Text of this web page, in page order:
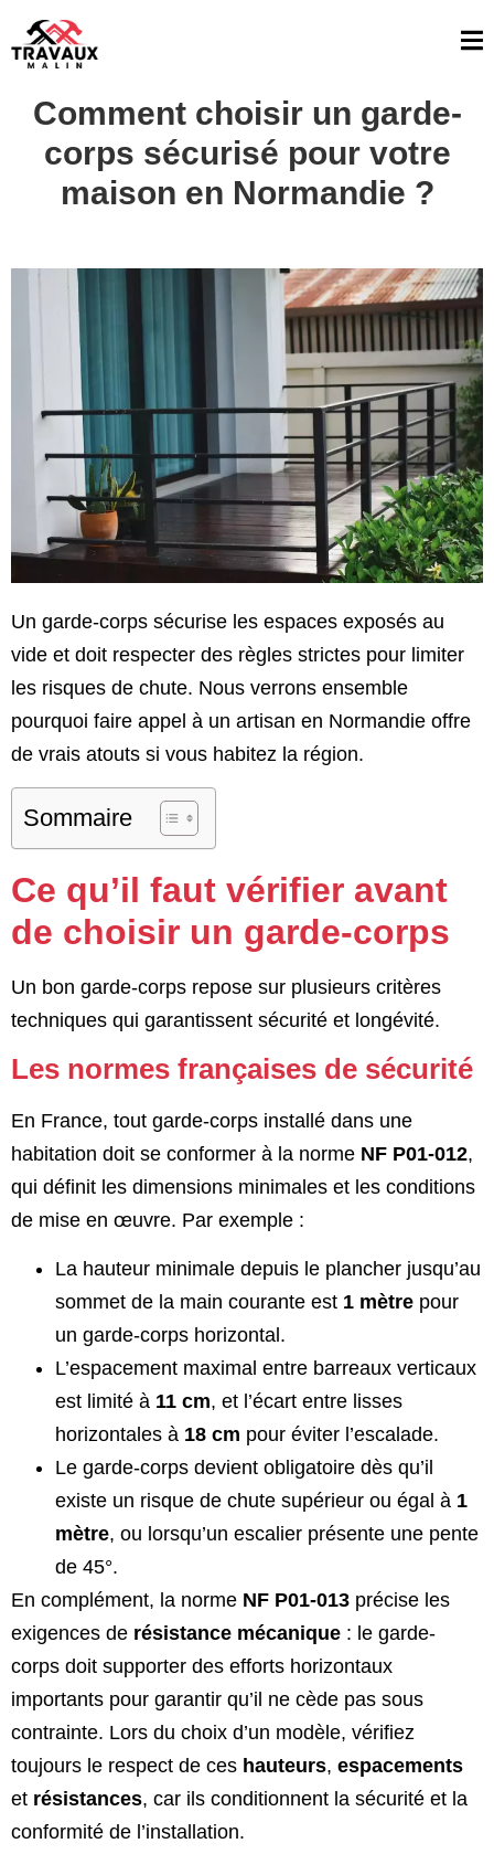
Comment choisir un garde-
corps sécurisé pour votre
maison en Normandie ?
Un garde-corps sécurise les espaces exposés au
vide et doit respecter des règles strictes pour limiter
les risques de chute. Nous verrons ensemble
pourquoi faire appel à un artisan en Normandie offre
de vrais atouts si vous habitez la région.
Sommaire
Ce qu’il faut vérifier avant
de choisir un garde-corps
Un bon garde-corps repose sur plusieurs critères
techniques qui garantissent sécurité et longévité.
Les normes françaises de sécurité
En France, tout garde-corps installé dans une
habitation doit se conformer à la norme NF P01-012,
qui définit les dimensions minimales et les conditions
de mise en œuvre. Par exemple :
La hauteur minimale depuis le plancher jusqu’au
sommet de la main courante est 1 mètre pour
un garde-corps horizontal.
L’espacement maximal entre barreaux verticaux
est limité à 11 cm, et l’écart entre lisses
horizontales à 18 cm pour éviter l’escalade.
Le garde-corps devient obligatoire dès qu’il
existe un risque de chute supérieur ou égal à 1
mètre, ou lorsqu’un escalier présente une pente
de 45°.
En complément, la norme NF P01-013 précise les
exigences de résistance mécanique : le garde-
corps doit supporter des efforts horizontaux
importants pour garantir qu’il ne cède pas sous
contrainte. Lors du choix d’un modèle, vérifiez
toujours le respect de ces hauteurs, espacements
et résistances, car ils conditionnent la sécurité et la
conformité de l’installation.